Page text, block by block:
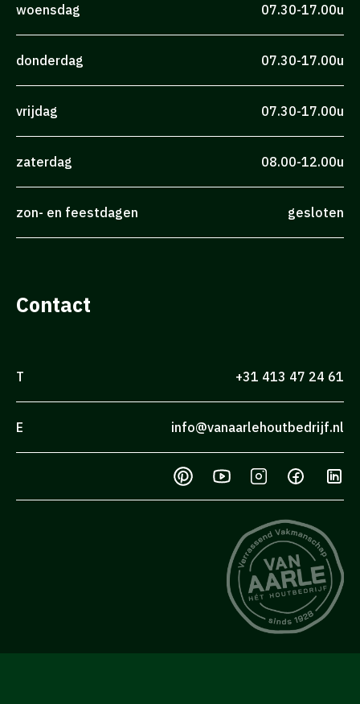
woensdag 07.30-17.00u
donderdag 07.30-17.00u
vrijdag 07.30-17.00u
zaterdag 08.00-12.00u
zon- en feestdagen gesloten
Contact
T +31 413 47 24 61
E info@vanaarlehoutbedrijf.nl